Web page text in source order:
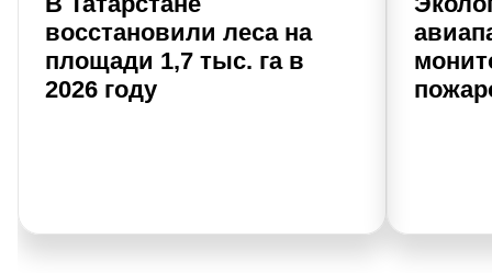
восстановили леса на
площади 1,7 тыс. га в
2026 году